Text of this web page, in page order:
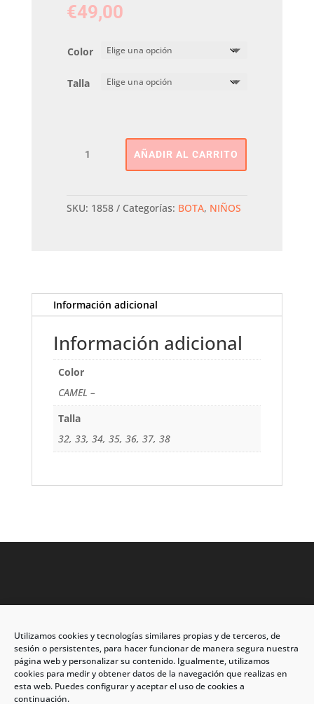
Utilizamos cookies y tecnologías similares propias y de terceros, de
sesión o persistentes, para hacer funcionar de manera segura nuestra
página web y personalizar su contenido. Igualmente, utilizamos
cookies para medir y obtener datos de la navegación que realizas en
esta web. Puedes configurar y aceptar el uso de cookies a
continuación.
€49,00
Color
Talla
PLANA
cantidad
AÑADIR AL CARRITO
SKU: 1858 Categorías: BOTA, NIÑOS
Información adicional
Información adicional
Color
CAMEL –
Talla
32, 33, 34, 35, 36, 37, 38
Dirección: C/Eleuterio Quintanilla nº67 – Esq. Río de
Oro
CP: 33209, Gijón – Asturias